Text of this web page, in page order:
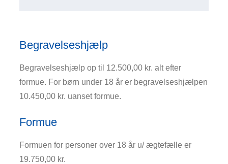
Begravelseshjælp
Begravelseshjælp op til 12.500,00 kr. alt efter
formue. For børn under 18 år er begravelseshjælpen
10.450,00 kr. uanset formue.
Formue
Formuen for personer over 18 år u/ ægtefælle er
19.750,00 kr.